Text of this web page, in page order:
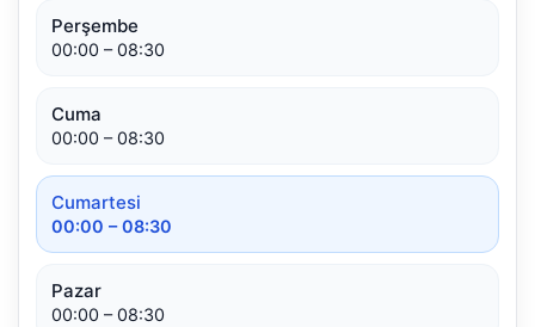
Perşembe
00:00 – 08:30
Cuma
00:00 – 08:30
Cumartesi
00:00 – 08:30
Pazar
00:00 – 08:30